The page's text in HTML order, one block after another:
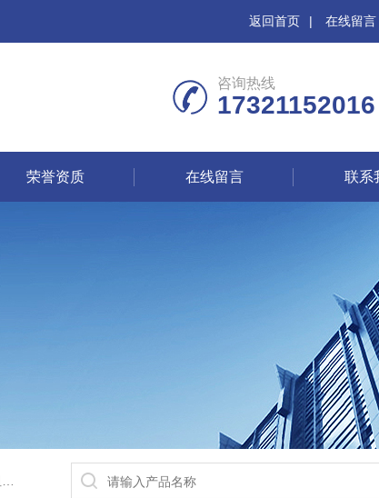
返回首页 | 在线留言
咨询热线
17321152016
荣誉资质 在线留言 联系